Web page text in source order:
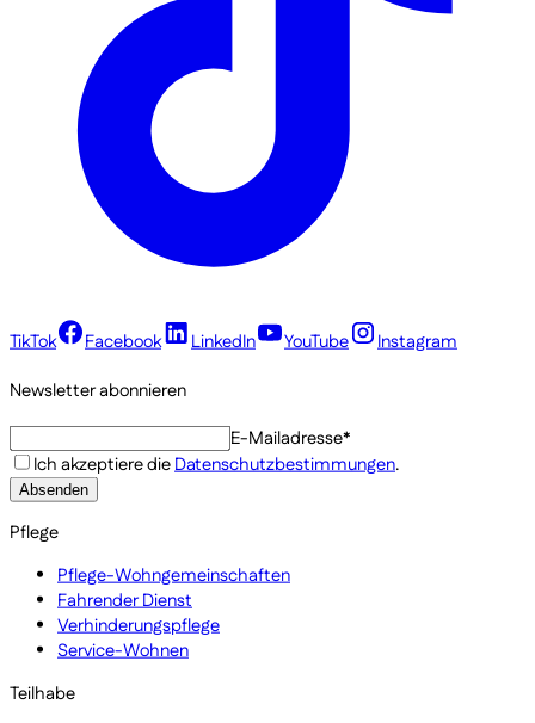
TikTok Facebook LinkedIn YouTube
Instagram
Newsletter abonnieren
E-Mailadresse*
Ich akzeptiere dieDatenschutzbestimmungen.
Absenden
Pflege
Pflege-Wohngemeinschaften
Fahrender Dienst
Verhinderungspflege
Service-Wohnen
Teilhabe